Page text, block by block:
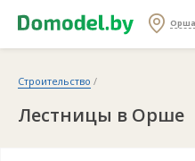
Орша
Строительство /
Лестницы в Орше